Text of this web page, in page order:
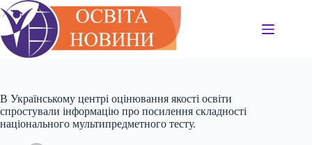
Перейти
до
вмісту
В Українському центрі оцінювання якості освіти
спростували інформацію про посилення складності
національного мультипредметного тесту.